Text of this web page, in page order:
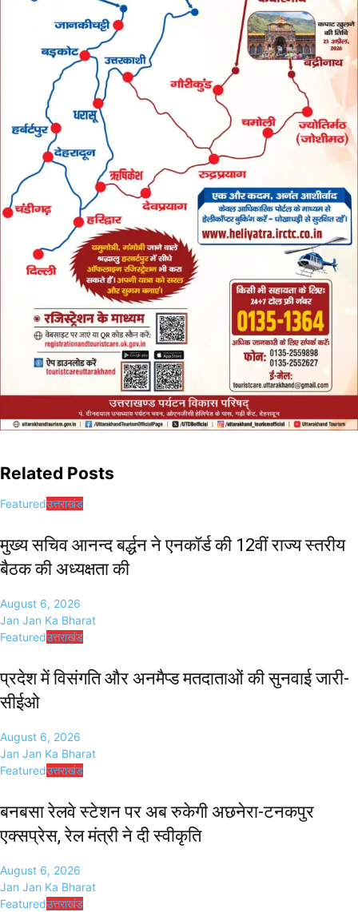
Related Posts
Featuredउत्तराखंड
मुख्य सचिव आनन्द बर्द्धन ने एनकॉर्ड की 12वीं राज्य स्तरीय
बैठक की अध्यक्षता की
August 6, 2026
Jan Jan Ka Bharat
Featuredउत्तराखंड
प्रदेश में विसंगति और अनमैप्ड मतदाताओं की सुनवाई जारी-
सीईओ
August 6, 2026
Jan Jan Ka Bharat
Featuredउत्तराखंड
बनबसा रेलवे स्टेशन पर अब रुकेगी अछनेरा-टनकपुर
एक्सप्रेस, रेल मंत्री ने दी स्वीकृति
August 6, 2026
Jan Jan Ka Bharat
Featuredउत्तराखंड